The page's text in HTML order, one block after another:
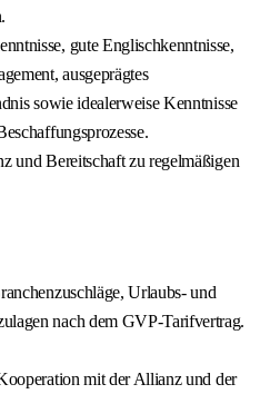
gute Englischkenntnisse,
ausgeprägtes
sowie idealerweise Kenntnisse
und Bereitschaft zu regelmäßigen
Urlaubs- und
nach dem GVP-Tarifvertrag.
mit der Allianz und der